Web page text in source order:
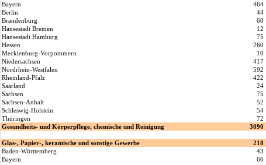
Bayern
464
Berlin
44
Brandenburg
60
Hansestadt Bremen
12
Hansestadt Hamburg
75
Hessen
260
Mecklenburg-Vorpommern
10
Niedersachsen
417
Nordrhein-Westfalen
592
Rheinland-Pfalz
422
Saarland
24
Sachsen
75
Sachsen-Anhalt
52
Schleswig-Holstein
54
Thüringen
72
Gesundheits- und Körperpflege, chemische und Reinigung
3090
Glas-, Papier-, keramische und sonstige Gewerbe 218
Baden-Württemberg
43
Bayern
66